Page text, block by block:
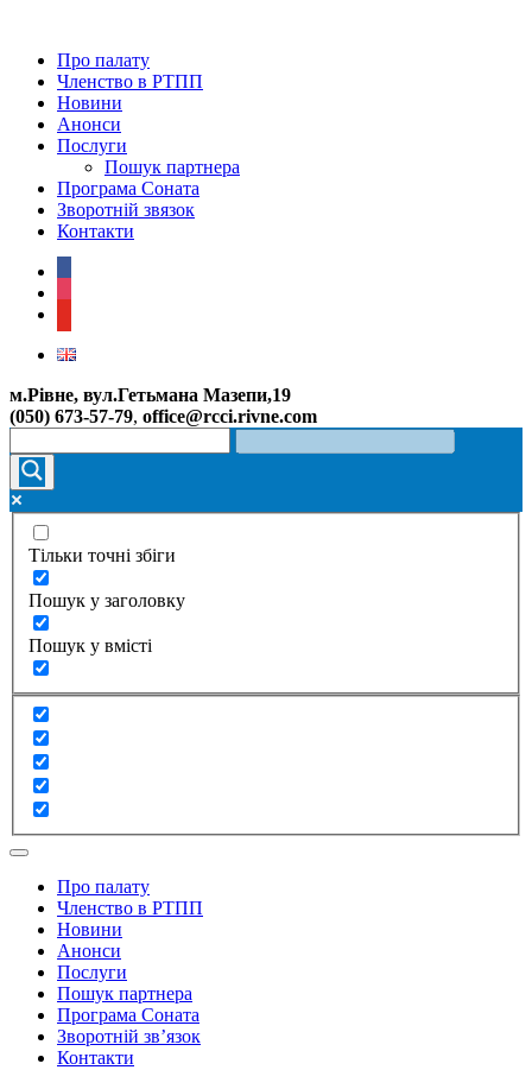
Про палату
Членство в РТПП
Новини
Анонси
Послуги
Пошук партнера
Програма Соната
Зворотній звязок
Контакти
м.Рівне, вул.Гетьмана Мазепи,19
(050) 673-57-79, office@rcci.rivne.com
Тільки точні збіги
Пошук у заголовку
Пошук у вмісті
Про палату
Членство в РТПП
Новини
Анонси
Послуги
Пошук партнера
Програма Соната
Зворотній зв’язок
Контакти